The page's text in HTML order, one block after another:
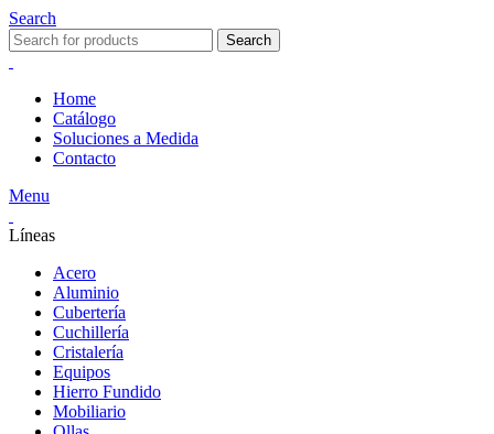
Search
Search
Home
Catálogo
Soluciones a Medida
Contacto
Menu
Líneas
Acero
Aluminio
Cubertería
Cuchillería
Cristalería
Equipos
Hierro Fundido
Mobiliario